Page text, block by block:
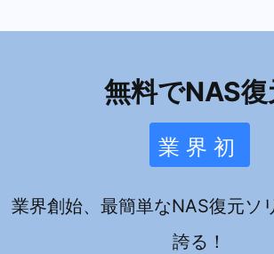
無料でNAS復
業界初
業界創始、最簡単なNAS復元ソ
誇る！